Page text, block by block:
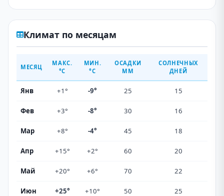
Климат по месяцам
МЕСЯЦ
МАКС.
°C
МИН.
°C
ОСАДКИ
ММ
СОЛНЕЧНЫХ
ДНЕЙ
Янв +1° -9° 25 15
Фев +3° -8° 30 16
Мар +8° -4° 45 18
Апр +15° +2° 60 20
Май +20° +6° 70 22
Июн +25° +10° 50 25